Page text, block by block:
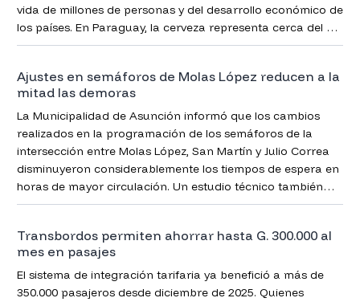
vida de millones de personas y del desarrollo económico de
los países. En Paraguay, la cerveza representa cerca del 80
% del consumo de bebidas alcohólicas, consolidándose
Ajustes en semáforos de Molas López reducen a la
mitad las demoras
La Municipalidad de Asunción informó que los cambios
realizados en la programación de los semáforos de la
intersección entre Molas López, San Martín y Julio Correa
disminuyeron considerablemente los tiempos de espera en
horas de mayor circulación. Un estudio técnico también
descartó eliminar los semáforos porque esa medida
Transbordos permiten ahorrar hasta G. 300.000 al
mes en pasajes
El sistema de integración tarifaria ya benefició a más de
350.000 pasajeros desde diciembre de 2025. Quienes